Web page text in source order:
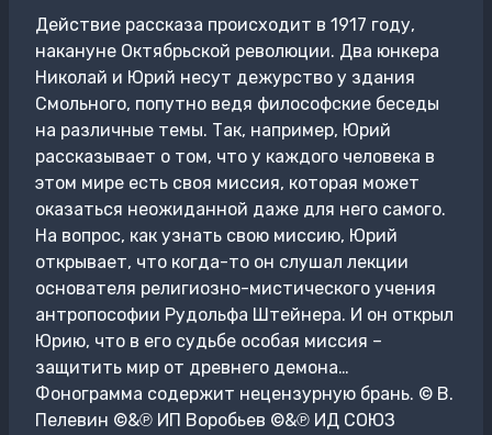
Действие рассказа происходит в 1917 году,
накануне Октябрьской революции. Два юнкера
Николай и Юрий несут дежурство у здания
Смольного, попутно ведя философские беседы
на различные темы. Так, например, Юрий
рассказывает о том, что у каждого человека в
этом мире есть своя миссия, которая может
оказаться неожиданной даже для него самого.
На вопрос, как узнать свою миссию, Юрий
открывает, что когда-то он слушал лекции
основателя религиозно-мистического учения
антропософии Рудольфа Штейнера. И он открыл
Юрию, что в его судьбе особая миссия –
защитить мир от древнего демона…
Фонограмма содержит нецензурную брань. © В.
Пелевин ©&℗ ИП Воробьев ©&℗ ИД СОЮЗ